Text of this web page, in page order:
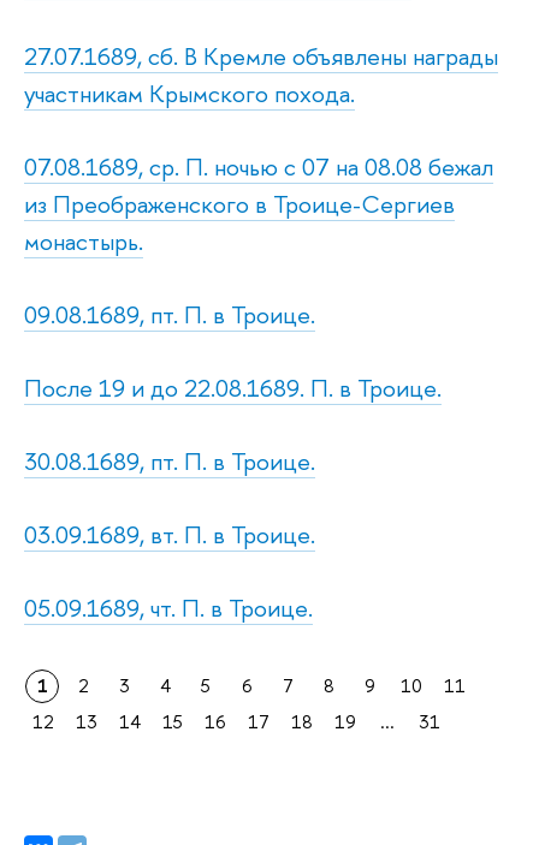
27.07.1689, сб. В Кремле объявлены награды
участникам Крымского похода.
07.08.1689, ср. П. ночью с 07 на 08.08 бежал
из Преображенского в Троице-Сергиев
монастырь.
09.08.1689, пт. П. в Троице.
После 19 и до 22.08.1689. П. в Троице.
30.08.1689, пт. П. в Троице.
03.09.1689, вт. П. в Троице.
05.09.1689, чт. П. в Троице.
1 2 3 4 5 6 7 8 9 10
11
12
13 14 15 16 17 18 19 ... 31